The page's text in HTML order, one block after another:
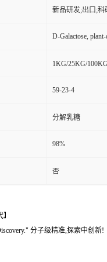
新品研发;出口;科
D-Galactose,
1KG/25KG/
59-23-4
分解乳糖
98%
否
分子级精准,探索中创新!